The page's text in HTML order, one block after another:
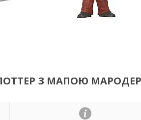
ПОТТЕР З МАПОЮ